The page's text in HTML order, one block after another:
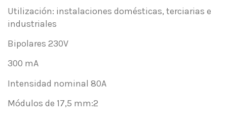
Utilización: instalaciones domésticas, terciarias e
industriales
Bipolares 230V
300 mA
Intensidad nominal 80A
Módulos de 17,5 mm:2